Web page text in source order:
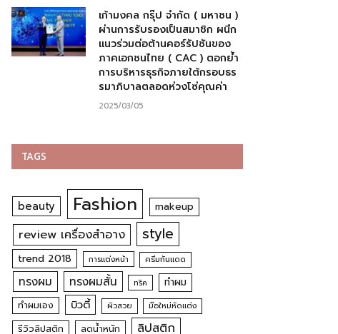
เก้ามงคล กรุ๊ป จำกัด ( มหาชน )
ผ่านการรับรองเป็นสมาชิก ผนึก
แนวร่วมต่อต้านคอร์รัปชันของ
ภาคเอกชนไทย ( CAC ) ตอกย้ำ
การบริหารธุรกิจภายใต้กรอบธร
รมาภิบาลตลอดห่วงโซ่คุณค่า
2025/03/05
TAGS
beauty Fashion makeup
review เครื่องสำอาง style
trend 2018 การแต่งหน้า ครีมกันแดด
ทรงผม ทรงผมสั้น ทริค ทำผม
ทำผมเอง บิวตี้ ผิวสวย มือใหม่หัดแต่ง
รีวิวลิปสติก ลดน้ำหนัก ลิปสติก